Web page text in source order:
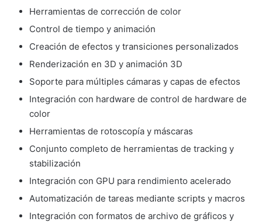
Herramientas de corrección de color
Control de tiempo y animación
Creación de efectos y transiciones personalizados
Renderización en 3D y animación 3D
Soporte para múltiples cámaras y capas de efectos
Integración con hardware de control de hardware de
color
Herramientas de rotoscopía y máscaras
Conjunto completo de herramientas de tracking y
stabilización
Integración con GPU para rendimiento acelerado
Automatización de tareas mediante scripts y macros
Integración con formatos de archivo de gráficos y